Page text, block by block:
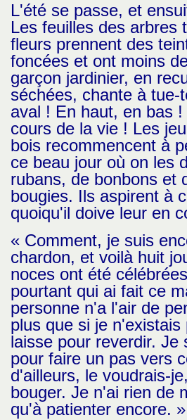
L'été se passe, et
Les feuilles des arbres
fleurs prennent des
foncées et ont moins
garçon jardinier, en
séchées, chante à tue-
aval ! En haut, en bas
cours de la vie ! Les
bois recommencent à
ce beau jour où on les
rubans, de bonbons et
bougies. Ils aspirent à
quoiqu'il doive leur en
« Comment, je suis
chardon, et voilà huit
noces ont été
pourtant qui ai fait ce
personne n'a l'air de
plus que si je
laisse pour reverdir. Je
pour faire un pas vers
d'ailleurs, le voudrais-
bouger. Je n'ai rien de
qu'à patienter encore. »